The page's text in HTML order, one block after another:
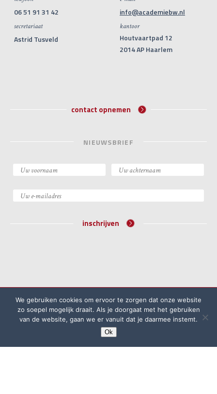
06 51 91 31 42
secretariaat
Astrid Tusveld
info@academiebw.nl
kantoor
Houtvaartpad 12
2014 AP Haarlem
contact opnemen
NIEUWSBRIEF
inschrijven
Algemene voorwaarden
Klachtenprocedure
Privacyreglement
website doorRock the Web
We gebruiken cookies om ervoor te zorgen dat onze website
zo soepel mogelijk draait. Als je doorgaat met het gebruiken
van de website, gaan we er vanuit dat je daarmee instemt.
Ok